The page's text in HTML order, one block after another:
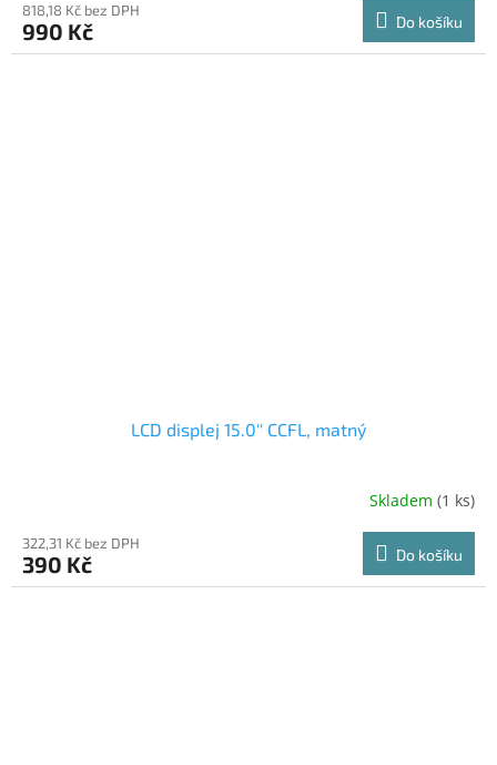
818,18 Kč bez DPH
990 Kč Do košíku
LCD displej 15.0'' CCFL, matný
Skladem (1 ks)
322,31 Kč bez DPH
390 Kč Do košíku